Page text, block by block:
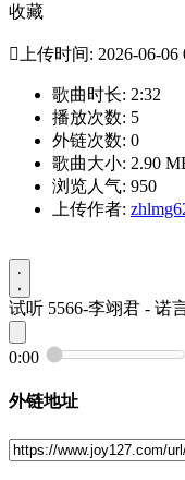
收藏
 上传时间: 2026-06-
歌曲时长: 2:32
播放次数: 5
外链次数: 0
歌曲大小: 2.90
浏览人气: 950
上传作者:
试听 5566-李翊君 - 诺
0:00
外链地址